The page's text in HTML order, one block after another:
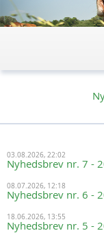
03.08.2026, 22:02
Nyhedsbrev nr. 7 -
08.07.2026, 12:18
Nyhedsbrev nr. 6 -
18.06.2026, 13:55
Nyhedsbrev nr. 5 -